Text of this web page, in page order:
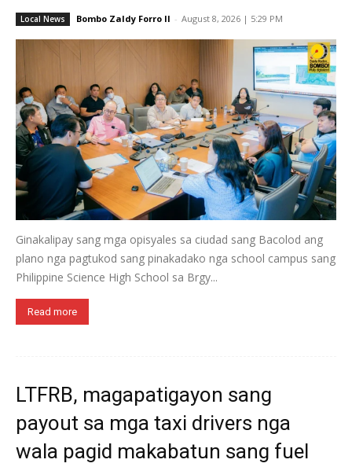
Local News Bombo Zaldy Forro II - August 8, 2026 | 5:29 PM
Ginakalipay sang mga opisyales sa ciudad sang Bacolod ang
plano nga pagtukod sang pinakadako nga school campus sang
Philippine Science High School sa Brgy...
Read more
LTFRB, magapatigayon sang
payout sa mga taxi drivers nga
wala pagid makabatun sang fuel